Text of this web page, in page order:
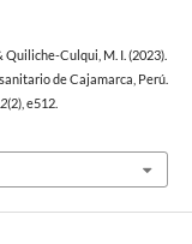
Quiliche-Culqui, M. I. (2023).
de Cajamarca, Perú.
2(2), e512.